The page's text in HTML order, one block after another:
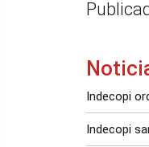
Indecopi
Indecopi